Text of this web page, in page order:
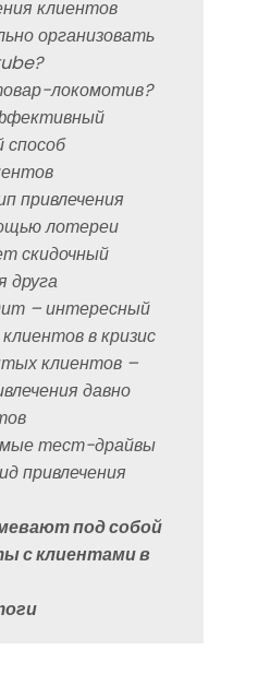
клиентов
организовать
локомотив?
привлечения
лотереи
скидочный
друга
– интересный
в кризис
клиентов –
давно
тест-драйвы
привлечения
под собой
с клиентами в